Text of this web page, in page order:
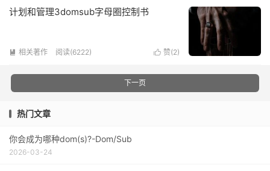
计划和管理3domsub字母圈控制书
 赞(2)
 相关著作 阅读(6222)
下一页
热门文章
你会成为哪种dom(s)?-Dom/Sub
2026-03-24